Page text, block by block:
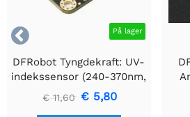
 På lager
DFRobot Tyngdekraft: UV-
indekssensor (240-370nm,
UVA, UVB, UVC)
€ 11,60 € 5,80